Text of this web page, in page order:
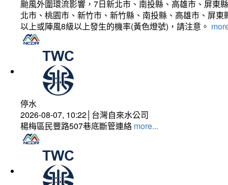
颱風外圍環流影響，7日新北市、南投縣、高雄市、屏東
北市、桃園市、新竹市、新竹縣、南投縣、高雄市、屏
以上或陣風8級以上發生的機率(黃色燈號)，請注意。
停水
2026-08-07, 10:22│台灣自來水公司
楊梅區民豐路507巷底斷管連絡 more...